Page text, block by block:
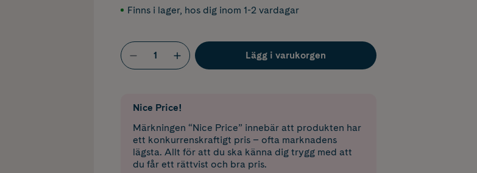
Finns i lager, hos dig inom 1-2 vardagar
Lägg i varukorgen
Nice Price!
Märkningen “Nice Price” innebär att produkten har
ett konkurrenskraftigt pris – ofta marknadens
lägsta. Allt för att du ska känna dig trygg med att
du får ett rättvist och bra pris.